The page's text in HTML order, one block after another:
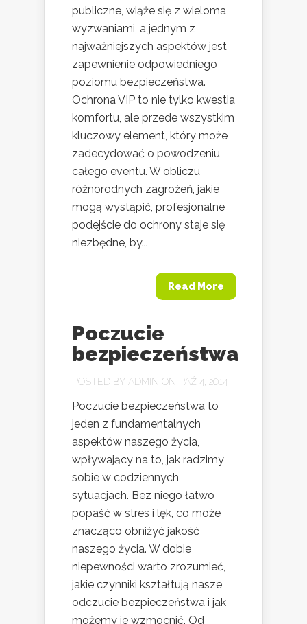
publiczne, wiąże się z wieloma
wyzwaniami, a jednym z
najważniejszych aspektów jest
zapewnienie odpowiedniego
poziomu bezpieczeństwa.
Ochrona VIP to nie tylko kwestia
komfortu, ale przede wszystkim
kluczowy element, który może
zadecydować o powodzeniu
całego eventu. W obliczu
różnorodnych zagrożeń, jakie
mogą wystąpić, profesjonalne
podejście do ochrony staje się
niezbędne, by...
Read More
Poczucie
bezpieczeństwa
POSTED BY ADMIN ON PAŹ 4, 2014
Poczucie bezpieczeństwa to
jeden z fundamentalnych
aspektów naszego życia,
wpływający na to, jak radzimy
sobie w codziennych
sytuacjach. Bez niego łatwo
popaść w stres i lęk, co może
znacząco obniżyć jakość
naszego życia. W dobie
niepewności warto zrozumieć,
jakie czynniki kształtują nasze
odczucie bezpieczeństwa i jak
możemy je wzmocnić. Od